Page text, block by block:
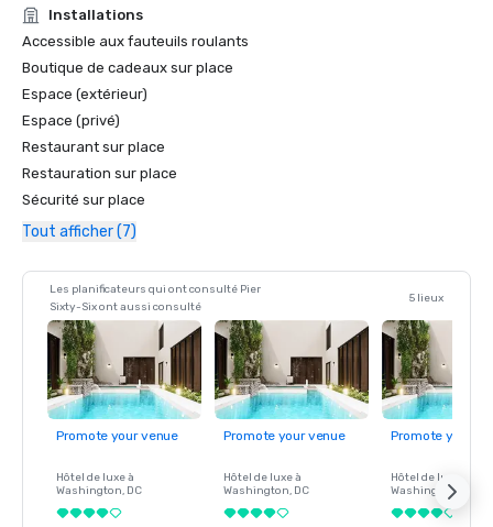
Installations
Accessible aux fauteuils roulants
Boutique de cadeaux sur place
Espace (extérieur)
Espace (privé)
Restaurant sur place
Restauration sur place
Sécurité sur place
Tout afficher (7)
Les planificateurs qui ont consulté Pier
Sixty-Six ont aussi consulté
5 lieux
Promote your venue
Hôtel de luxe à
Washington, DC
Promote your venue
Hôtel de luxe à
Washington, DC
Promote your
Hôtel de luxe à
Washington